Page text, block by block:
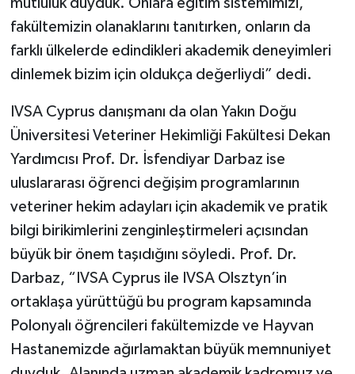
fakültemizin olanaklarını tanıtırken, onların da
farklı ülkelerde edindikleri akademik deneyimleri
dinlemek bizim için oldukça değerliydi” dedi.
IVSA Cyprus danışmanı da olan Yakın Doğu
Üniversitesi Veteriner Hekimliği Fakültesi Dekan
Yardımcısı Prof. Dr. İsfendiyar Darbaz ise
uluslararası öğrenci değişim programlarının
veteriner hekim adayları için akademik ve pratik
bilgi birikimlerini zenginleştirmeleri açısından
büyük bir önem taşıdığını söyledi. Prof. Dr.
Darbaz, “IVSA Cyprus ile IVSA Olsztyn’in
ortaklaşa yürüttüğü bu program kapsamında
Polonyalı öğrencileri fakültemizde ve Hayvan
Hastanemizde ağırlamaktan büyük memnuniyet